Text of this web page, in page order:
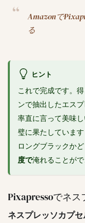
Amazonで
る
ヒント
これで完成です。
ンで抽出したエス
率直に言って美味
璧に果たしています
ロングブラックか
度で淹れることがで
Pixapressoでネ
ネスプレッソカプセ